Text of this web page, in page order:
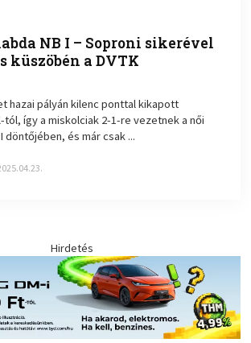
NB I – Soproni sikerével
küszöbén a DVTK
hazai pályán kilenc ponttal kikapott
tól, így a miskolciak 2-1-re vezetnek a női
döntőjében, és már csak ...
Hirdetés